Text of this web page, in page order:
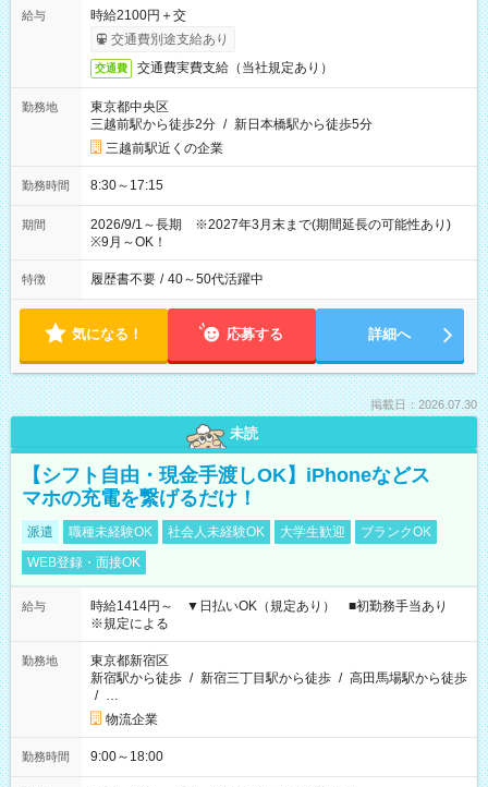
給与
時給2100円＋交
交通費別途支給あり
交通費 交通費実費支給（当社規定あり）
勤務地
東京都中央区
三越前駅から徒歩2分 / 新日本橋駅から徒歩5分
三越前駅近くの企業
勤務時間 8:30～17:15
期間
2026/9/1～長期 ※2027年3月末まで(期間延長の可能性あり)
※9月～OK！
特徴 履歴書不要 / 40～50代活躍中
気になる！ 応募する 詳細へ
掲載日：2026.07.30
未読
【シフト自由・現金手渡しOK】iPhoneなどス
マホの充電を繋げるだけ！
派遣 職種未経験OK 社会人未経験OK 大学生歓迎
ブランクOK
WEB登録・面接OK
給与
時給1414円～ ▼日払いOK（規定あり） ■初勤務手当あり
※規定による
勤務地
東京都新宿区
新宿駅から徒歩 / 新宿三丁目駅から徒歩 / 高田馬場駅から徒歩
/ …
物流企業
勤務時間 9:00～18:00